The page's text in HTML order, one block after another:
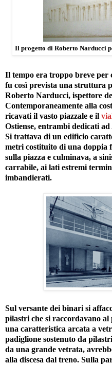
Il progetto di Roberto Narducci
Il tempo era troppo breve
fu così prevista una struttura
Roberto Narducci, ispettore
Contemporaneamente alla
ricavati il vasto piazzale e il
Ostiense, entrambi dedicati
Si trattava di un edificio
metri costituito di una doppia
sulla piazza e culminava, a
carrabile, ai lati estremi
imbandierati.
Sul versante dei binari si
pilastri che si raccordavano al
una caratteristica arcata a
padiglione sostenuto da
da una grande vetrata,
alla discesa dal treno. Sulla